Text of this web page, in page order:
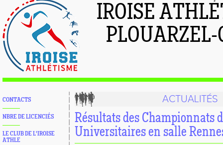
IROISE
CONTACTS
NBRE DE LICENCIÉS
LE CLUB DE L'IROISE
ATHLE
ACTUALITÉS
Résultats des Championnats
Universitaires en salle